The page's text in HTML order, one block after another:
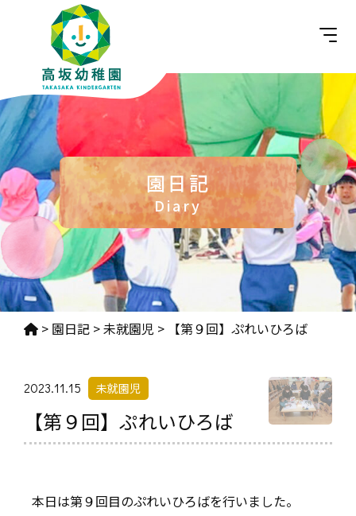
園日記
Diary
> 園日記 >未就園児 > 【第９回】ぷれいひろば
2023.11.15 未就園児
【第９回】ぷれいひろば
本日は第９回目のぷれいひろばを行いました。